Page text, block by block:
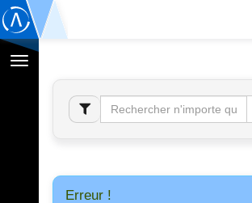
Afficher
Erreur !